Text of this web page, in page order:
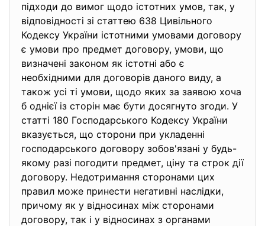
підходи до вимог щодо істотних умов, так, у
відповідності зі статтею 638 Цивільного
Кодексу України істотними умовами договору
є умови про предмет договору, умови, що
визначені законом як істотні або є
необхідними для договорів даного виду, а
також усі ті умови, щодо яких за заявою хоча
б однієї із сторін має бути досягнуто згоди. У
статті 180 Господарського Кодексу України
вказується, що сторони при укладенні
господарського договору зобов'язані у будь-
якому разі погодити предмет, ціну та строк дії
договору. Недотримання сторонами цих
правил може принести негативні наслідки,
причому як у відносинах між сторонами
договору, так і у відносинах з органами